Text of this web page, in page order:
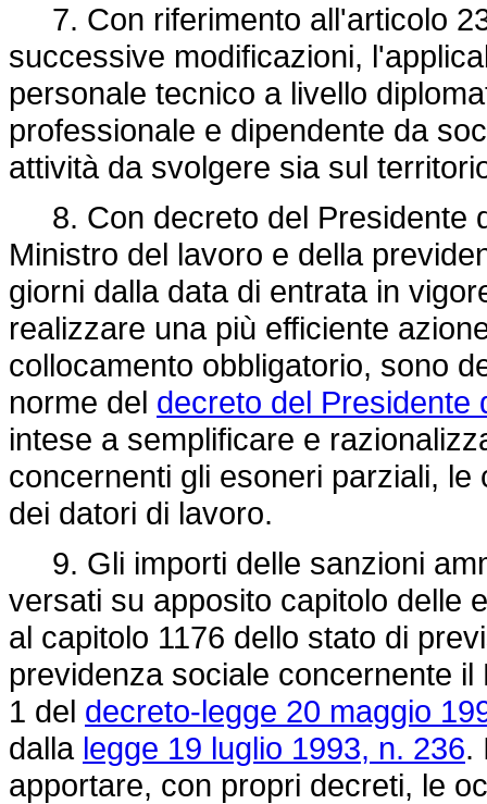
7. Con riferimento all'articolo
successive modificazioni,
personale tecnico a livello
professionale e dipendente da
attività da svolgere sia sul
8. Con decreto del Presidente
Ministro del lavoro e della
giorni dalla data di entrata in
realizzare una più efficiente
collocamento obbligatorio, sono
norme del decreto del Presidente
intese a semplificare e
concernenti gli esoneri parziali,
dei datori di lavoro.
9. Gli importi delle sanzioni
versati su apposito capitolo delle
al capitolo 1176 dello stato di
previdenza sociale concernente
1 del decreto-legge 20 maggio
dalla legge 19 luglio 1993, n. 236.
apportare, con propri decreti, le